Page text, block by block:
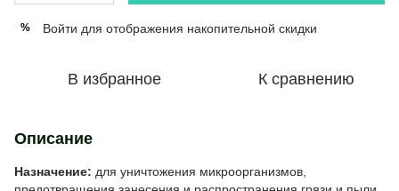
% Войти для отображения накопительной скидки
В избранное К сравнению
Описание
Назначение: для уничтожения микроорганизмов,